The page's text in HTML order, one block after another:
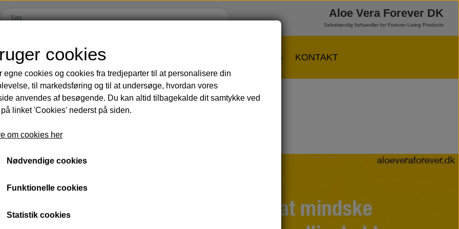
Aloe Vera Forever DK
Selvstændig forhandler for Forever Living Products
TRÆNING & VÆGT
Vægtkontrol
Fibre & grønt
Komfort & restitution
DIVERSE
Parfumer
AKTUELT
& SOL 😎 PRODUKT-INFO
HUD, HÅR & KROP
Ansigtspleje
Hud og krop
Parfumer
DIVERSE
FAQ om ingredienser
BLOG KONTAKT
VÆGTTAB? KLIK HER!
Gel™
cookies
egne cookies og cookies fra tredjeparter til at personalisere din
til markedsføring og til at undersøge, hvordan vores
anvendes af besøgende. Du kan altid tilbagekalde dit samtykke ved
linket 'Cookies' nederst på siden.
om cookies her
Nødvendige cookies
Funktionelle cookies
Statistik cookies